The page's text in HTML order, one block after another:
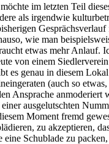
im letzten Teil
als irgendwie
wie man
etwas mehr Anlauf.
von einem
es genau in diesem
(auch so
Ansprache anmoderiert
ausgelutschten
Moment fremd
zu akzeptieren,
eine Schublade zu